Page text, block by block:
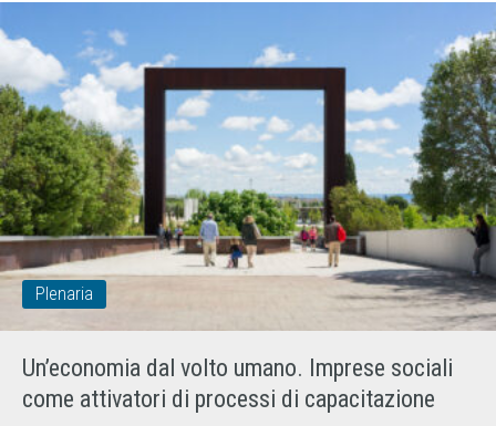
Plenaria
Un’economia dal volto umano. Imprese sociali
come attivatori di processi di capacitazione